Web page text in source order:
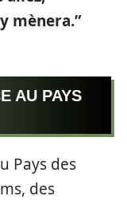
mènera.”
AU PAYS
Pays des
des